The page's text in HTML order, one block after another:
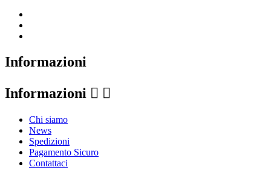
Informazioni
Informazioni  
Chi siamo
News
Spedizioni
Pagamento Sicuro
Contattaci